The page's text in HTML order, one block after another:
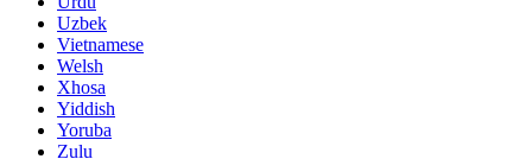
Uzbek
Vietnamese
Welsh
Xhosa
Yiddish
Yoruba
Zulu